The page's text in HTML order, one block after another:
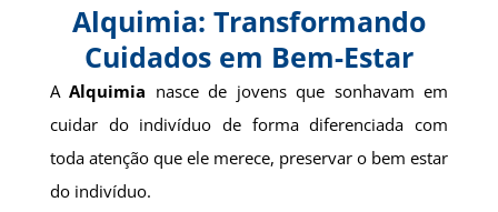
Alquimia: Transformando
Cuidados em Bem-Estar
AAlquimia nasce de jovens que sonhavam em
cuidar do indivíduo de forma diferenciada com
toda atenção que ele merece, preservar o bem estar
do indivíduo.